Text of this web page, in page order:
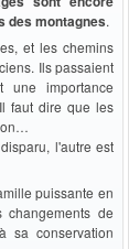
des montagnes.
et les chemins
Ils passaient
importance
faut dire que les
l'autre est
puissante en
de
sa conservation